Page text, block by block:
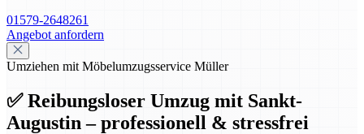
01579-2648261
Angebot anfordern
Umziehen mit Möbelumzugsservice Müller
✅ Reibungsloser Umzug mit Sankt-
Augustin – professionell & stressfrei